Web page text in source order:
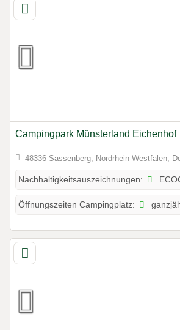
Campingpark Münsterland Eichenhof
48336 Sassenberg, Nordrhein-Westfalen,
Nachhaltigkeitsauszeichnungen:
Öffnungszeiten Campingplatz: